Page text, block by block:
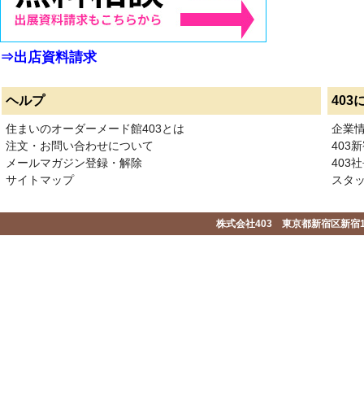
⇒出店資料請求
ヘルプ 403
住まいのオーダーメード館403とは
注文・お問い合わせについて
メールマガジン登録・解除
サイトマップ
企業
403
403
スタ
株式会社403 東京都新宿区新